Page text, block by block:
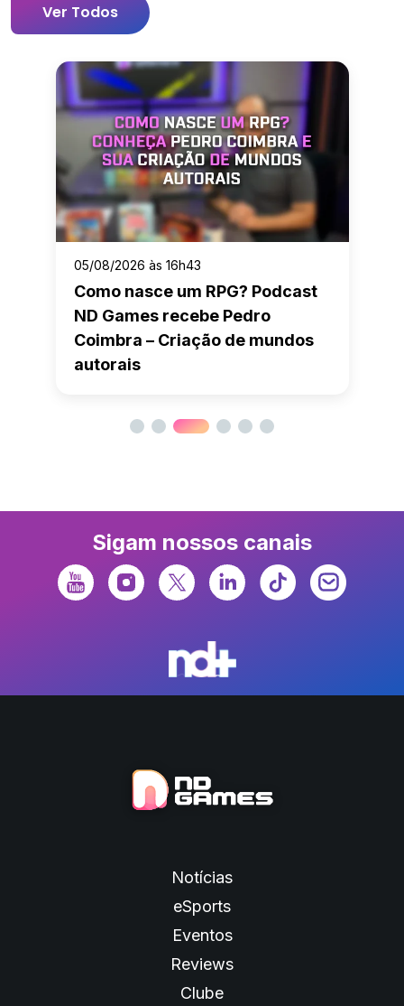
Ver Todos
05/08/2026 às 16h43
Como nasce um RPG? Podcast
ND Games recebe Pedro
Coimbra – Criação de mundos
autorais
Sigam nossos canais
Notícias
eSports
Eventos
Reviews
Clube